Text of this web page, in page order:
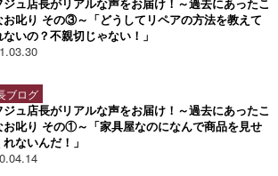
ジュ店長がリアルな声をお届け！～過去にあったこ
お叱り その③～「どうしてリペアの方法を教えて
ないの？不親切じゃない！」
ブログ
ジュ店長がリアルな声をお届け！～過去にあったこ
お叱り その①～「家具屋なのになんで商品を見せ
ないんだ！」